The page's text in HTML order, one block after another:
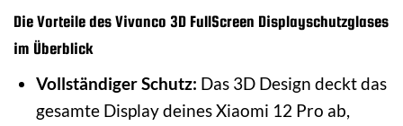
Die Vorteile des Vivanco 3D FullScreen Displayschutzglases
im Überblick
Vollständiger Schutz: Das 3D Design deckt das
gesamte Display deines Xiaomi 12 Pro ab,